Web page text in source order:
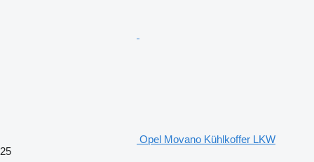
Opel Movano Kühlkoffer LKW
25